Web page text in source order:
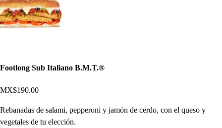
Footlong Sub Italiano B.M.T.®
MX$190.00
Rebanadas de salami, pepperoni y jamón de cerdo, con el queso y
vegetales de tu elección.